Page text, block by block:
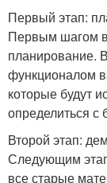
Первый этап:
Первым шагом
планирование.
функционалом
которые будут
определиться с
Второй этап:
Следующим
все старые